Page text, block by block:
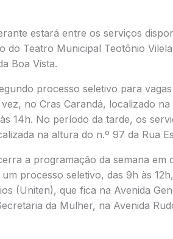
estará entre os serviços
do Teatro Municipal Teotônio
Boa Vista.
processo seletivo para
no Cras Carandá, localizado
14h. No período da tarde, os
na altura do n.º 97 da Rua
a programação da semana em
processo seletivo, das 9h às
(Uniten), que fica na Avenida
da Mulher, na Avenida